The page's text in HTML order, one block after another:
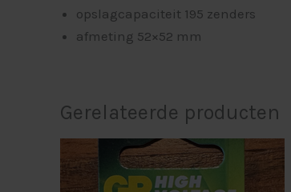
opslagcapaciteit 195 zenders
afmeting 52×52 mm
Gerelateerde producten